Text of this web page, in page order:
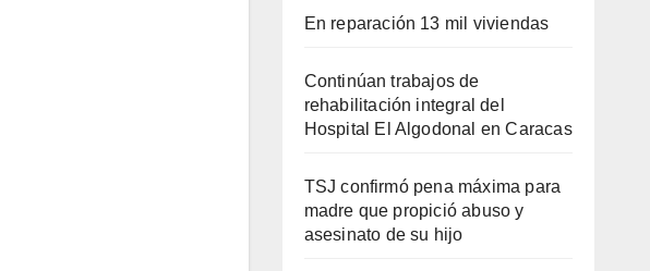
En reparación 13 mil viviendas
Continúan trabajos de
rehabilitación integral del
Hospital El Algodonal en Caracas
TSJ confirmó pena máxima para
madre que propició abuso y
asesinato de su hijo